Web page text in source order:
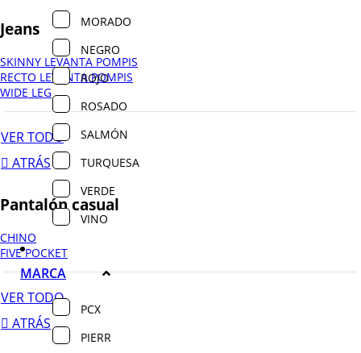
Jeans
SKINNY LEVANTA POMPIS
RECTO LEVANTA POMPIS
WIDE LEG
VER TODO
ATRÁS
Pantalón casual
CHINO
FIVE POCKET
VER TODO
ATRÁS
MORADO
NEGRO
ROJO
ROSADO
SALMÓN
TURQUESA
VERDE
VINO
MARCA
PCX
PIERR